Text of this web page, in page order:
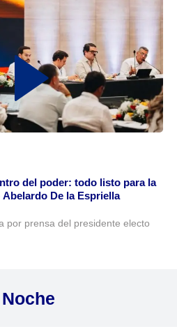
del poder: todo listo para la
De la Espriella
por prensa del presidente electo